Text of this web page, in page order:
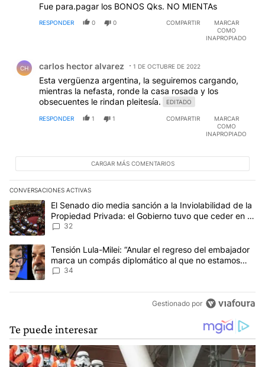
Fue para.pagar los BONOS Qks. NO MIENTAs
RESPONDER 0 0 COMPARTIR
MARCAR
COMO
INAPROPIADO
CH carlos hector alvarez 1 DE OCTUBRE DE 2022
Esta vergüenza argentina, la seguiremos cargando,
mientras la nefasta, ronde la casa rosada y los
obsecuentes le rindan pleitesía.
EDITADO
RESPONDER 1 1 COMPARTIR
MARCAR
COMO
INAPROPIADO
CARGAR MÁS COMENTARIOS
CONVERSACIONES ACTIVAS
Este listado muestra los artículos con más comentarios en los
Un artículo de tendencia con el título "El Senado dio media
El Senado dio media sanción a la Inviolabilidad de la
Propiedad Privada: el Gobierno tuvo que ceder en la
Ley del Manejo del Fuego
32
Un artículo de tendencia con el título "Tensión Lula-Milei:
Tensión Lula-Milei: “Anular el regreso del embajador
marca un compás diplomático al que no estamos
acostumbrados"
34
Gestionado por